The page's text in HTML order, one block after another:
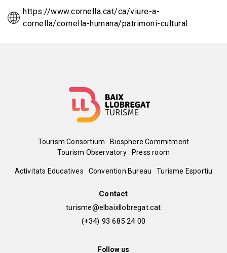
https://www.cornella.cat/ca/viure-a-
cornella/cornella-humana/patrimoni-cultural
Menú
del
Tourism Consortium
Biosphere Commitment
Tourism Observatory
Press room
Peu
Activitats Educatives Convention Bureau Turisme Esportiu
Contact
turisme@elbaixllobregat.cat
(+34) 93 685 24 00
Follow us